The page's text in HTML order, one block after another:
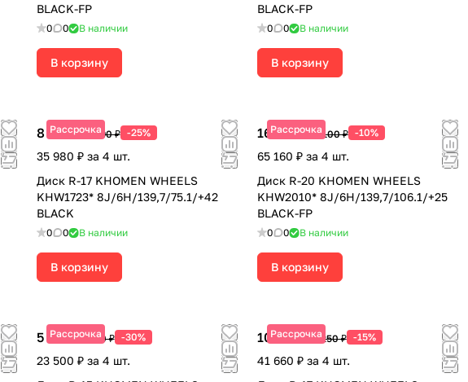
BLACK-FP
0 0 В наличии
В корзину
BLACK-FP
0 0 В наличии
В корзину
Рассрочка
8 995 ₽11 990 ₽ -25%
35 980 ₽ за 4 шт.
Диск R-17 KHOMEN WHEELS
KHW1723* 8J/6H/139,7/75.1/+42
BLACK
0 0 В наличии
В корзину
Рассрочка
16 290 ₽18 100 ₽ -10%
65 160 ₽ за 4 шт.
Диск R-20 KHOMEN WHEELS
KHW2010* 8J/6H/139,7/106.1/+25
BLACK-FP
0 0 В наличии
В корзину
Рассрочка
5 875 ₽8 390 ₽ -30%
23 500 ₽ за 4 шт.
Рассрочка
10 415 ₽12 250 ₽ -15%
41 660 ₽ за 4 шт.